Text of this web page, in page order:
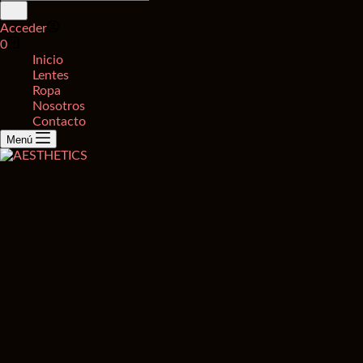
de
productos
Acceder
Carro
compra
0
Inicio
Lentes
Ropa
Nosotros
Contacto
Menú